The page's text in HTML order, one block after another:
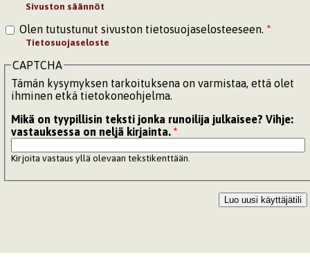
Sivuston säännöt
Olen tutustunut sivuston tietosuojaselosteeseen. *
Tietosuojaseloste
CAPTCHA
Tämän kysymyksen tarkoituksena on varmistaa, että olet
ihminen etkä tietokoneohjelma.
Mikä on tyypillisin teksti jonka runoilija julkaisee? Vihje:
vastauksessa on neljä kirjainta.*
Kirjoita vastaus yllä olevaan tekstikenttään.